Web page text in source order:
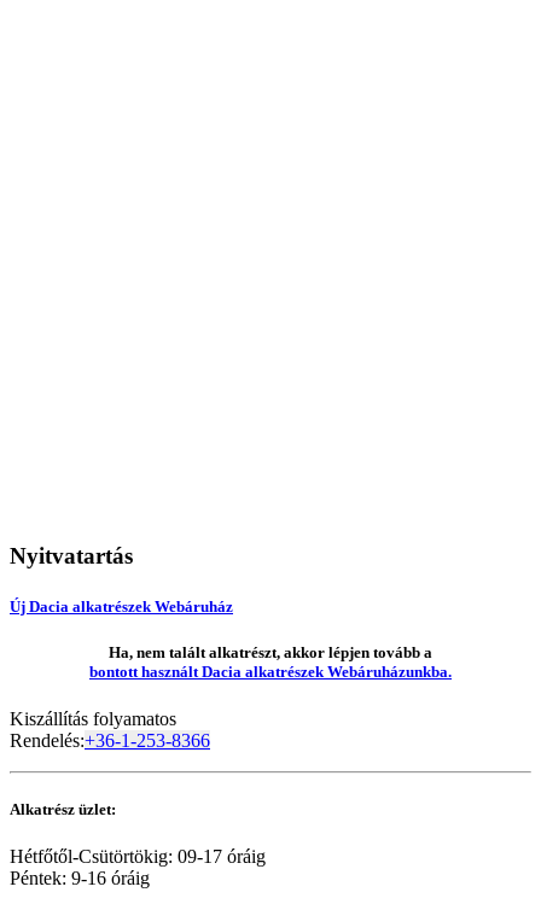
Nyitvatartás
Új Dacia alkatrészek Webáruház
Ha, nem talált alkatrészt, akkor lépjen tovább a
bontott használt Dacia alkatrészek Webáruházunkba.
Kiszállítás folyamatos
Rendelés:+36-1-253-8366
Alkatrész üzlet:
Hétfőtől-Csütörtökig: 09-17 óráig
Péntek: 9-16 óráig